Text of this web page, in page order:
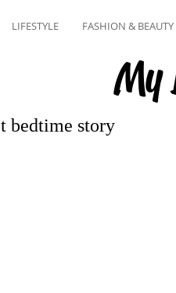
LIFESTYLE FASHION & BEAUTY
bedtime story
My